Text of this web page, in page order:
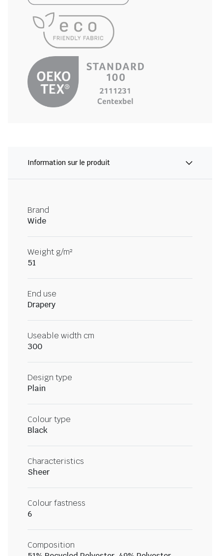
Information sur le produit
Brand
Wide
Weight g/m²
51
End use
Drapery
Useable width cm
300
Design type
Plain
Colour type
Black
Characteristics
Sheer
Colour fastness
6
Composition